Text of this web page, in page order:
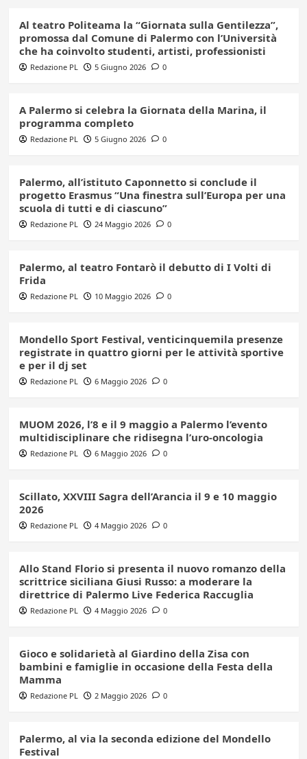
Al teatro Politeama la “Giornata sulla Gentilezza”,
promossa dal Comune di Palermo con l’Università
che ha coinvolto studenti, artisti, professionisti
Redazione PL 5 Giugno 2026 0
A Palermo si celebra la Giornata della Marina, il
programma completo
Redazione PL 5 Giugno 2026 0
Palermo, all’istituto Caponnetto si conclude il
progetto Erasmus “Una finestra sull’Europa per una
scuola di tutti e di ciascuno”
Redazione PL 24 Maggio 2026 0
Palermo, al teatro Fontarò il debutto di I Volti di
Frida
Redazione PL 10 Maggio 2026 0
Mondello Sport Festival, venticinquemila presenze
registrate in quattro giorni per le attività sportive
e per il dj set
Redazione PL 6 Maggio 2026 0
MUOM 2026, l’8 e il 9 maggio a Palermo l’evento
multidisciplinare che ridisegna l’uro-oncologia
Redazione PL 6 Maggio 2026 0
Scillato, XXVIII Sagra dell’Arancia il 9 e 10 maggio
2026
Redazione PL 4 Maggio 2026 0
Allo Stand Florio si presenta il nuovo romanzo della
scrittrice siciliana Giusi Russo: a moderare la
direttrice di Palermo Live Federica Raccuglia
Redazione PL 4 Maggio 2026 0
Gioco e solidarietà al Giardino della Zisa con
bambini e famiglie in occasione della Festa della
Mamma
Redazione PL 2 Maggio 2026 0
Palermo, al via la seconda edizione del Mondello
Festival